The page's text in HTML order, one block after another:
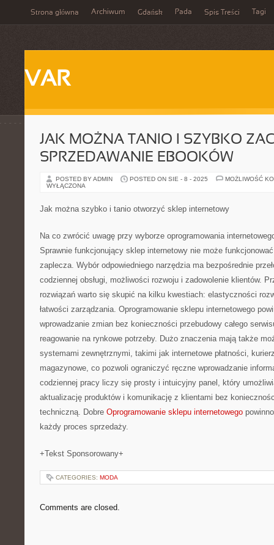
Strona główna Archiwum Gdańsk Pada Spis Treści Tagi
VAR
JAK MOŻNA TANIO I SZYBKO
SPRZEDAWANIE EBOOKÓW
POSTED BY ADMIN POSTED ON SIE - 8 - 2025
MOŻLIWOŚĆ
WYŁĄCZONA
Jak można szybko i tanio otworzyć sklep internetowy
Na co zwrócić uwagę przy wyborze oprogramowania
Sprawnie funkcjonujący sklep internetowy nie może
zaplecza. Wybór odpowiedniego narzędzia ma bezpośrednie
codziennej obsługi, możliwości rozwoju i zadowolenie klientów.
rozwiązań warto się skupić na kilku kwestiach: elastyczności
łatwości zarządzania. Oprogramowanie sklepu internetowego
wprowadzanie zmian bez konieczności przebudowy całego
reagowanie na rynkowe potrzeby. Dużo znaczenia mają także
systemami zewnętrznymi, takimi jak internetowe płatności,
magazynowe, co pozwoli ograniczyć ręczne wprowadzanie
codziennej pracy liczy się prosty i intuicyjny panel, który
aktualizację produktów i komunikację z klientami bez
techniczną. Dobre Oprogramowanie sklepu internetowego
każdy proces sprzedaży.
+Tekst Sponsorowany+
CATEGORIES: MODA
Comments are closed.